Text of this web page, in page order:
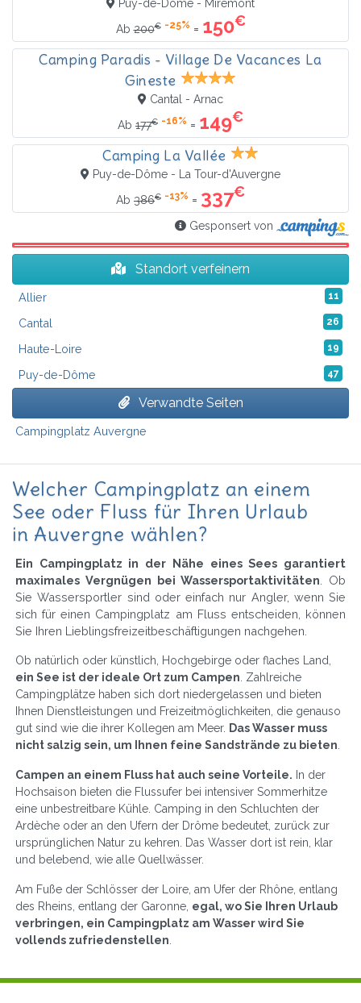
Puy-de-Dôme - Miremont
Ab200€ -25% = 150€
Camping Paradis - Village De Vacances La
Gineste
Cantal - Arnac
Ab 177€ -16% = 149€
Camping La Vallée
Puy-de-Dôme - La Tour-d'Auvergne
Ab 386€ -13% = 337€
Gesponsert von
Standort verfeinern
Allier 11
Cantal 26
Haute-Loire 19
Puy-de-Dôme 47
Verwandte Seiten
Campingplatz Auvergne
Welcher Campingplatz an einem
See oder Fluss für Ihren Urlaub
in Auvergne wählen?
Ein Campingplatz in der Nähe eines Sees garantiert
maximales Vergnügen bei Wassersportaktivitäten . Ob
Sie Wassersportler sind oder einfach nur Angler, wenn Sie
sich für einen Campingplatz am Fluss entscheiden, können
Sie Ihren Lieblingsfreizeitbeschäftigungen nachgehen.
Ob natürlich oder künstlich, Hochgebirge oder flaches Land,
ein See ist der ideale Ort zum Campen . Zahlreiche
Campingplätze haben sich dort niedergelassen und bieten
Ihnen Dienstleistungen und Freizeitmöglichkeiten, die genauso
gut sind wie die ihrer Kollegen am Meer. Das Wasser muss
nicht salzig sein, um Ihnen feine Sandstrände zu bieten
Campen an einem Fluss hat auch seine Vorteile. In der
Hochsaison bieten die Flussufer bei intensiver Sommerhitze
eine unbestreitbare Kühle. Camping in den Schluchten der
Ardèche oder an den Ufern der Drôme bedeutet, zurück zur
ursprünglichen Natur zu kehren. Das Wasser dort ist rein, klar
und belebend, wie alle Quellwässer.
Am Fuße der Schlösser der Loire, am Ufer der Rhône, entlang
des Rheins, entlang der Garonne, egal, wo Sie Ihren Urlaub
verbringen, ein Campingplatz am Wasser wird Sie
vollends zufriedenstellen